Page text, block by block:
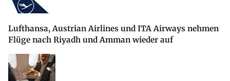
Lufthansa, Austrian Airlines und ITA Airways nehmen
Flüge nach Riyadh und Amman wieder auf